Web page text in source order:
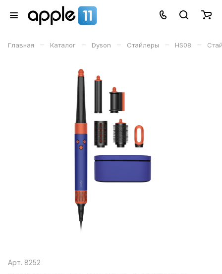
Главная – Каталог – Dyson – Стайлеры – HS08 –
Арт. 8252